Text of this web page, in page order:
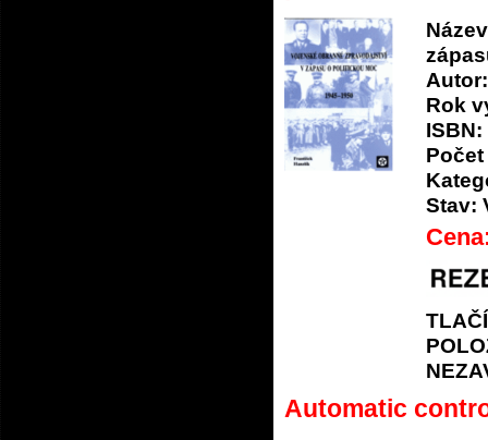
Autor:
Rok
ISBN:
Stav:
Automatic